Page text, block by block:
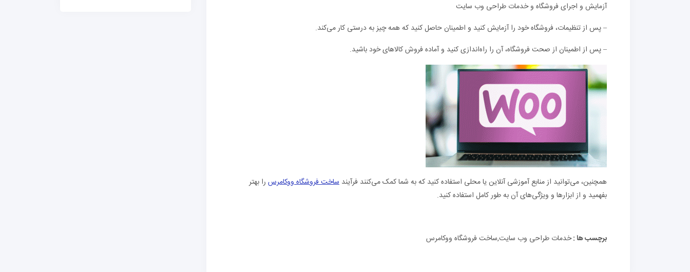
آزمایش و اجرای فروشگاه و خدمات طراحی وب سایت
– پس از تنظیمات، فروشگاه خود را آزمایش کنید و اطمینان حاصل کنید که همه چیز به درستی کار می‌کند.
– پس از اطمینان از صحت فروشگاه، آن را راه‌اندازی کنید و آماده فروش کالاهای خود باشید.
همچنین، می‌توانید از منابع آموزشی آنلاین یا محلی استفاده کنید که به شما کمک می‌کنند فرآیند ساخت فروشگاه ووکامرس را بهتر
بفهمید و از ابزارها و ویژگی‌های آن به طور کامل استفاده کنید.
برچسب ها :خدمات طراحی وب سایت,ساخت فروشگاه ووکامرس